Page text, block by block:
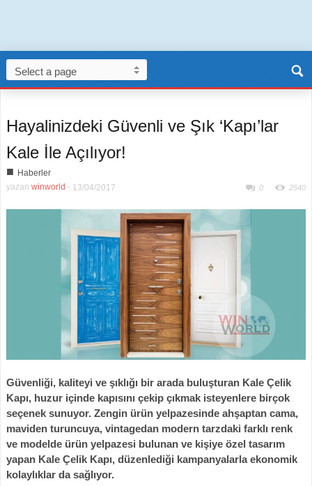
Hayalinizdeki Güvenli ve Şık ‘Kapı’lar
Kale İle Açılıyor!
■ Haberler
yazan winworld - 13/04/2017 0 2540
Güvenliği, kaliteyi ve şıklığı bir arada buluşturan Kale Çelik
Kapı, huzur içinde kapısını çekip çıkmak isteyenlere birçok
seçenek sunuyor. Zengin ürün yelpazesinde ahşaptan cama,
maviden turuncuya, vintagedan modern tarzdaki farklı renk
ve modelde ürün yelpazesi bulunan ve kişiye özel tasarım
yapan Kale Çelik Kapı, düzenlediği kampanyalarla ekonomik
kolaylıklar da sağlıyor.